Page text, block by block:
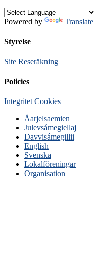
Powered by Translate
Styrelse
Site Reseräkning
Policies
Integritet Cookies
Åarjelsaemien
Julevsámegiellaj
Davvisámegillii
English
Svenska
Lokalföreningar
Organisation